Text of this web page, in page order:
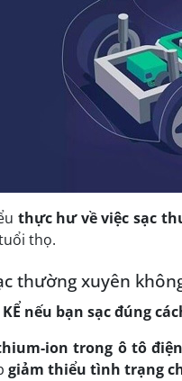
thực hư về việc sạc
thọ.
thường xuyên
nếu bạn sạc đúng
ion trong ô tô điện
giảm thiểu tình trạng